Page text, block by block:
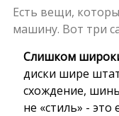
Есть вещи,
машину. Вот три
Слишком
диски шире
схождение,
не «стиль» -